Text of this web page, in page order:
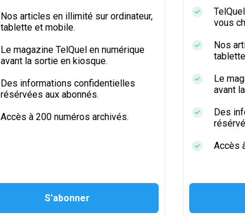
Nos articles en illimité sur ordinateur,
tablette et mobile.
Le magazine TelQuel en numérique
avant la sortie en kiosque.
Des informations confidentielles
résérvées aux abonnés.
Accès à 200 numéros archivés.
vous
Nos
Le
avant
Des
Accès